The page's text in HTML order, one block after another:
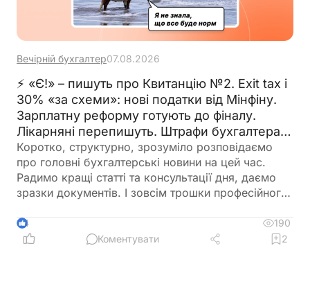
Вечірній бухгалтер07.08.2026
⚡ «Є!» – пишуть про Квитанцію №2. Exit tax і
30% «за схеми»: нові податки від Мінфіну.
Зарплатну реформу готують до фіналу.
Лікарняні перепишуть. Штрафи бухгалтерам
– теж. 🙋‍♀️ Вечірній бухгалтер від 07.08.2026
Коротко, структурно, зрозуміло розповідаємо
про головні бухгалтерські новини на цей час.
Радимо кращі статті та консультації дня, даємо
зразки документів. І зовсім трошки професійного
4
190
Коментувати
2